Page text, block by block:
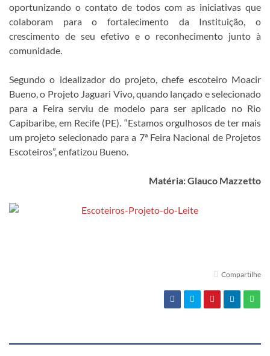
oportunizando o contato de todos com as iniciativas que
colaboram para o fortalecimento da Instituição, o
crescimento de seu efetivo e o reconhecimento junto à
comunidade.
Segundo o idealizador do projeto, chefe escoteiro Moacir
Bueno, o Projeto Jaguari Vivo, quando lançado e selecionado
para a Feira serviu de modelo para ser aplicado no Rio
Capibaribe, em Recife (PE). “Estamos orgulhosos de ter mais
um projeto selecionado para a 7ª Feira Nacional de Projetos
Escoteiros”, enfatizou Bueno.
Matéria: Glauco Mazzetto
Compartilhe